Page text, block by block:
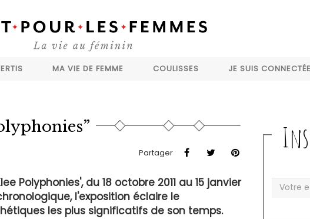
MA VIE DE FEMME COULISSES JE SUIS CONNECTÉE
Partager
Polyphonies', du 18 octobre 2011 au 15 janvier
l'exposition éclaire le
les plus significatifs de son temps.